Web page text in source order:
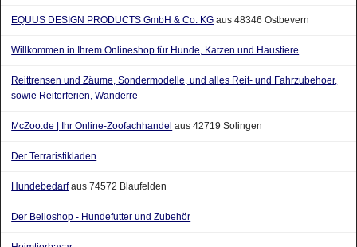
EQUUS DESIGN PRODUCTS GmbH & Co. KG aus 48346 Ostbevern
Willkommen in Ihrem Onlineshop für Hunde, Katzen und Haustiere
Reittrensen und Zäume, Sondermodelle, und alles Reit- und Fahrzubehoer,
sowie Reiterferien, Wanderre
McZoo.de | Ihr Online-Zoofachhandel aus 42719 Solingen
Der Terraristikladen
Hundebedarfaus 74572 Blaufelden
Der Belloshop - Hundefutter und Zubehör